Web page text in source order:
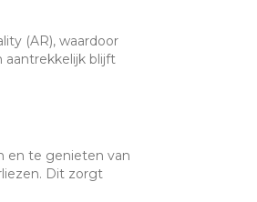
(AR), waardoor
aantrekkelijk blijft
en te genieten van
Dit zorgt